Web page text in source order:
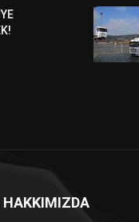
HAKKIMIZDA